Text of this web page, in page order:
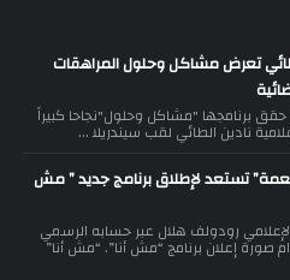
تعرض مشاكل وحلول المراهقات
برنامجها "مشاكل وحلول"نجاحا كبيراً
نادين الطائي لقب سيندريلا ...
تستعد لإطلاق برنامج جديد ” مش
رودولف هلال عبر حسابه الرسمي
صورة إعلان برنامج “مش أنا”. “مش أنا”